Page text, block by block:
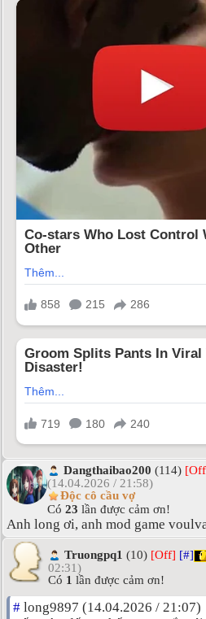
Dangthaibao200 (114)
(14.04.2026 / 21:58)
Độc cô cầu vợ
Có 23 lần được cảm ơn!
Anh long ơi, anh mod game
Truongpq1 (10) [Off] [#]
02:31)
Có 1 lần được cảm ơn!
# long9897 (14.04.2026 / 21:07)